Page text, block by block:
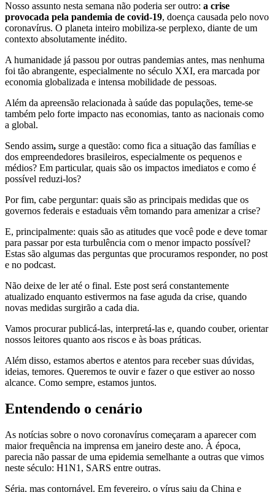
Nosso assunto nesta semana não poderia ser outro: a crise
provocada pela pandemia de covid-19, doença causada pelo novo
coronavírus. O planeta inteiro mobiliza-se perplexo, diante de um
contexto absolutamente inédito.
A humanidade já passou por outras pandemias antes, mas nenhuma
foi tão abrangente, especialmente no século XXI, era marcada por
economia globalizada e intensa mobilidade de pessoas.
Além da apreensão relacionada à saúde das populações, teme-se
também pelo forte impacto nas economias, tanto as nacionais como
a global.
Sendo assim, surge a questão: como fica a situação das famílias e
dos empreendedores brasileiros, especialmente os pequenos e
médios? Em particular, quais são os impactos imediatos e como é
possível reduzi-los?
Por fim, cabe perguntar: quais são as principais medidas que os
governos federais e estaduais vêm tomando para amenizar a crise?
E, principalmente: quais são as atitudes que você pode e deve tomar
para passar por esta turbulência com o menor impacto possível?
Estas são algumas das perguntas que procuramos responder, no post
e no podcast.
Não deixe de ler até o final. Este post será constantemente
atualizado enquanto estivermos na fase aguda da crise, quando
novas medidas surgirão a cada dia.
Vamos procurar publicá-las, interpretá-las e, quando couber, orientar
nossos leitores quanto aos riscos e às boas práticas.
Além disso, estamos abertos e atentos para receber suas dúvidas,
ideias, temores. Queremos te ouvir e fazer o que estiver ao nosso
alcance. Como sempre, estamos juntos.
Entendendo o cenário
As notícias sobre o novo coronavírus começaram a aparecer com
maior frequência na imprensa em janeiro deste ano. À época,
parecia não passar de uma epidemia semelhante a outras que vimos
neste século: H1N1, SARS entre outras.
Séria, mas contornável. Em fevereiro, o vírus saiu da China e